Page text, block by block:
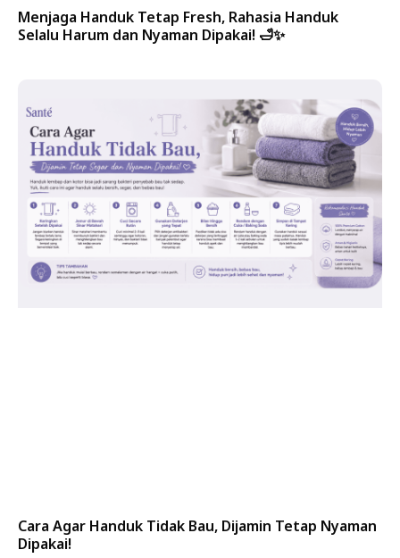
Menjaga Handuk Tetap Fresh, Rahasia Handuk
Selalu Harum dan Nyaman Dipakai! 🛁✨
Cara Agar Handuk Tidak Bau, Dijamin Tetap Nyaman
Dipakai!